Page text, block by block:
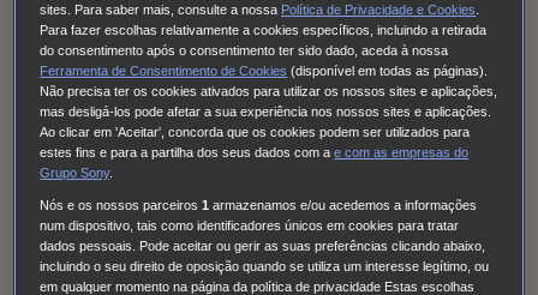
NARROW ROAD TO THE DEEP NORTH Tom &
Lola Long Bright RiverAlert Doutora Larsen
309 Red Eye High Country Family Talks: Luta Rosa,
Pensa Rosa (2024) Family Talks: Mulheres WOW
Homem Errado S.W.A.T.: Força de intervenção
Viola Come Il Mare
Luta Rosa, Pensa Rosa (2023) Pássaro Sonhador
Cinema à Portuguesa Os Filmes da Tua Vida
Cinema com C Maiúsculo Frente a Frente Three
sites. Para saber mais, consulte a nossa Política de Privacidade e Cookies
Para fazer escolhas relativamente a cookies específicos, incluindo a retirada
do consentimento após o consentimento ter sido dado, aceda à nossa
Ferramenta de Consentimento de Cookies (disponível em todas as páginas).
Não precisa ter os cookies ativados para utilizar os nossos sites e aplicações,
mas desligá-los pode afetar a sua experiência nos nossos sites e aplicações.
Ao clicar em 'Aceitar', concorda que os cookies podem ser utilizados para
estes fins e para a partilha dos seus dados com ae comas empresas do
Grupo Sony.
Nós e os nossos parceiros1 armazenamos e/ou acedemos a informações
num dispositivo, tais como identificadores únicos em cookies para tratar
dados pessoais. Pode aceitar ou gerir as suas preferências clicando abaixo,
incluindo o seu direito de oposição quando se utiliza um interesse legítimo, ou
em qualquer momento na página da política de privacidade Estas escolhas